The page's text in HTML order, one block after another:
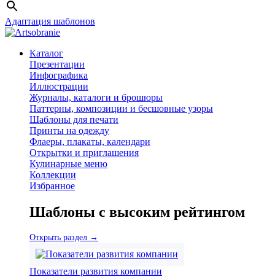
Адаптация шаблонов
Каталог
Презентации
Инфографика
Иллюстрации
Журналы, каталоги и брошюры
Паттерны, композиции и бесшовные узоры
Шаблоны для печати
Принты на одежду
Флаеры, плакаты, календари
Открытки и приглашения
Кулинарные меню
Коллекции
Избранное
Шаблоны с высоким рейтингом
Открыть раздел →
Показатели развития компании